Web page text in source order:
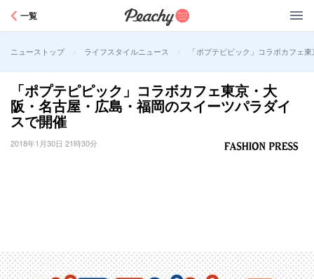
一覧
ニューストップ > ライフスタイルニュース > 「ポプテピピック」コラボカフェ
「ポプテピピック」コラボカフェ東京・大
阪・名古屋・広島・福岡のスイーツパラダイ
スで開催
2018年1月30日 21時30分